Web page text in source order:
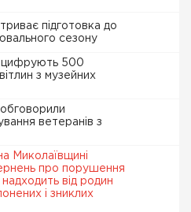
підготовка до
сезону
цифрують 500
з музейних
ветеранів з
Миколаївщині
про порушення
від родин
і зниклих